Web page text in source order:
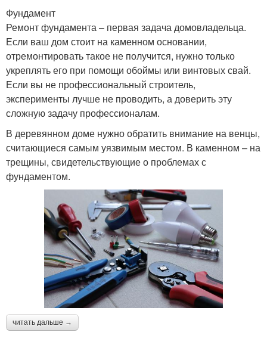
Фундамент
Ремонт фундамента – первая задача домовладельца.
Если ваш дом стоит на каменном основании,
отремонтировать такое не получится, нужно только
укреплять его при помощи обоймы или винтовых свай.
Если вы не профессиональный строитель,
эксперименты лучше не проводить, а доверить эту
сложную задачу профессионалам.
В деревянном доме нужно обратить внимание на венцы,
считающиеся самым уязвимым местом. В каменном – на
трещины, свидетельствующие о проблемах с
фундаментом.
читать дальше →